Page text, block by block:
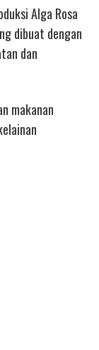
Alga Rosa
dibuat dengan
dan
makanan